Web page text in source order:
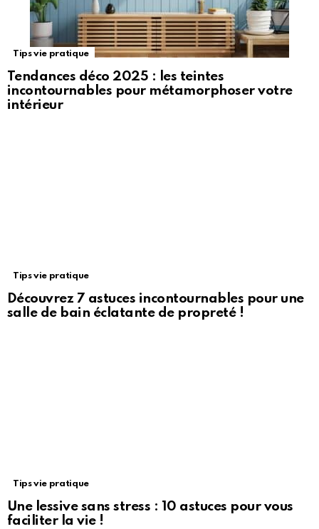
Tips vie pratique
Tendances déco 2025 : les teintes
incontournables pour métamorphoser votre
intérieur
Tips vie pratique
Découvrez 7 astuces incontournables pour une
salle de bain éclatante de propreté !
Tips vie pratique
Une lessive sans stress : 10 astuces pour vous
faciliter la vie !